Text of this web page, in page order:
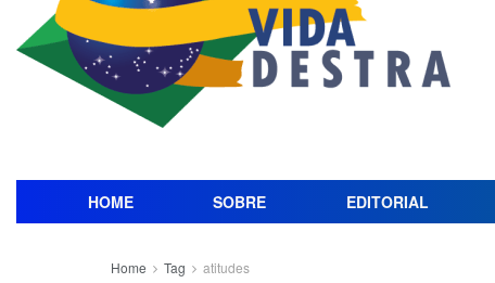
HOME SOBRE EDITORIAL
Home Tag atitudes